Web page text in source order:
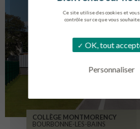
Ce site utilise des cookies et
contrôle sur ce que vous
OK, tout
Personnaliser
COLLÈGE MONTMORENCY
BOURBONNE-LES-BAINS